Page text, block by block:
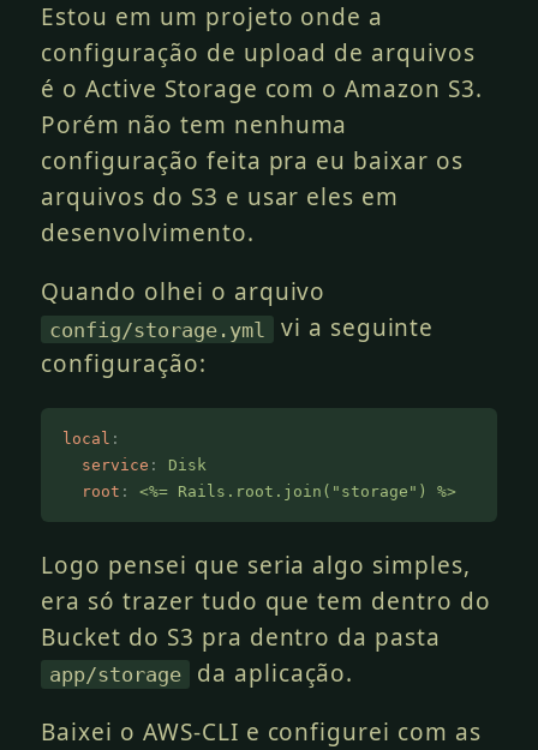
Estou em um projeto onde a
configuração de upload de arquivos
é o Active Storage com o Amazon S3.
Porém não tem nenhuma
configuração feita pra eu baixar os
arquivos do S3 e usar eles em
desenvolvimento.
Quando olhei o arquivo
config/storage.yml
vi a seguinte
configuração:
local :
  service
:
Disk
  root
: <%= Rails.root.join("storage") %>
Logo pensei que seria algo simples,
era só trazer tudo que tem dentro do
Bucket do S3 pra dentro da pasta
app/storage
da aplicação.
Baixei o AWS-CLI e configurei com as